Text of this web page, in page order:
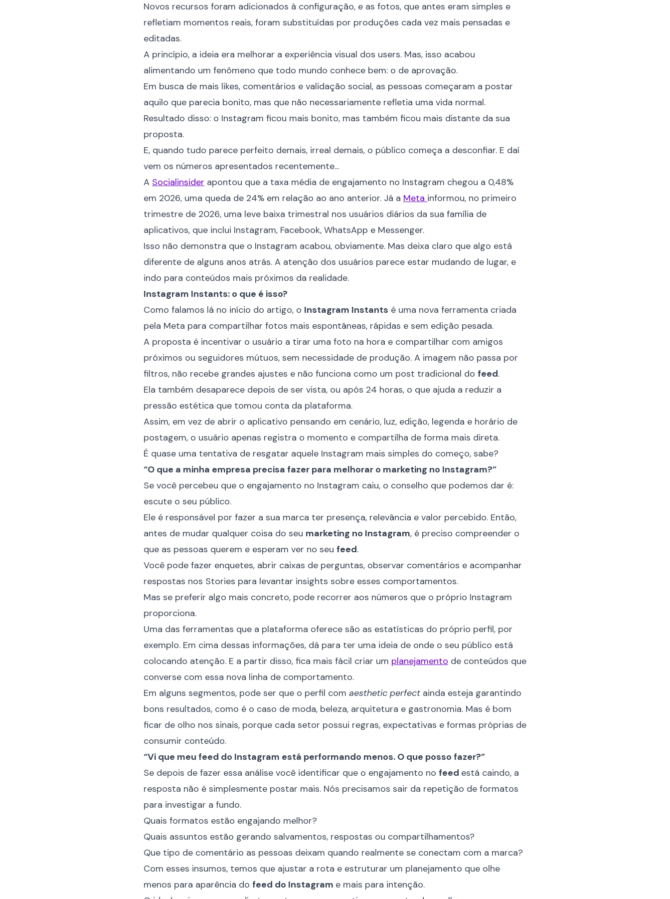
Novos recursos foram adicionados à configuração, e as fotos, que antes eram simples e
refletiam momentos reais, foram substituídas por produções cada vez mais pensadas e
editadas.
A princípio, a ideia era melhorar a experiência visual dos users. Mas, isso acabou
alimentando um fenômeno que todo mundo conhece bem: o de aprovação.
Em busca de mais likes, comentários e validação social, as pessoas começaram a postar
aquilo que parecia bonito, mas que não necessariamente refletia uma vida normal.
Resultado disso: o Instagram ficou mais bonito, mas também ficou mais distante da sua
proposta.
E, quando tudo parece perfeito demais, irreal demais, o público começa a desconfiar. E daí
vem os números apresentados recentemente...
A Socialinsider apontou que a taxa média de engajamento no Instagram chegou a 0,48%
em 2026, uma queda de 24% em relação ao ano anterior. Já a Meta informou, no primeiro
trimestre de 2026, uma leve baixa trimestral nos usuários diários da sua família de
aplicativos, que inclui Instagram, Facebook, WhatsApp e Messenger.
Isso não demonstra que o Instagram acabou, obviamente. Mas deixa claro que algo está
diferente de alguns anos atrás. A atenção dos usuários parece estar mudando de lugar, e
indo para conteúdos mais próximos da realidade.
Instagram Instants: o que é isso?
Como falamos lá no início do artigo, o Instagram Instants é uma nova ferramenta criada
pela Meta para compartilhar fotos mais espontâneas, rápidas e sem edição pesada.
A proposta é incentivar o usuário a tirar uma foto na hora e compartilhar com amigos
próximos ou seguidores mútuos, sem necessidade de produção. A imagem não passa por
filtros, não recebe grandes ajustes e não funciona como um post tradicional do feed.
Ela também desaparece depois de ser vista, ou após 24 horas, o que ajuda a reduzir a
pressão estética que tomou conta da plataforma.
Assim, em vez de abrir o aplicativo pensando em cenário, luz, edição, legenda e horário de
postagem, o usuário apenas registra o momento e compartilha de forma mais direta.
É quase uma tentativa de resgatar aquele Instagram mais simples do começo, sabe?
“O que a minha empresa precisa fazer para melhorar o marketing no Instagram?”
Se você percebeu que o engajamento no Instagram caiu, o conselho que podemos dar é:
escute o seu público.
Ele é responsável por fazer a sua marca ter presença, relevância e valor percebido. Então,
antes de mudar qualquer coisa do seu marketing no Instagram, é preciso compreender o
que as pessoas querem e esperam ver no seu feed.
Você pode fazer enquetes, abrir caixas de perguntas, observar comentários e acompanhar
respostas nos Stories para levantar insights sobre esses comportamentos.
Mas se preferir algo mais concreto, pode recorrer aos números que o próprio Instagram
proporciona.
Uma das ferramentas que a plataforma oferece são as estatísticas do próprio perfil, por
exemplo. Em cima dessas informações, dá para ter uma ideia de onde o seu público está
colocando atenção. E a partir disso, fica mais fácil criar um planejamento de conteúdos que
converse com essa nova linha de comportamento.
Em alguns segmentos, pode ser que o perfil com aesthetic perfect ainda esteja garantindo
bons resultados, como é o caso de moda, beleza, arquitetura e gastronomia. Mas é bom
ficar de olho nos sinais, porque cada setor possui regras, expectativas e formas próprias de
consumir conteúdo.
“Vi que meu feed do Instagram está performando menos. O que posso fazer?”
Se depois de fazer essa análise você identificar que o engajamento no feed está caindo, a
resposta não é simplesmente postar mais. Nós precisamos sair da repetição de formatos
para investigar a fundo.
Quais formatos estão engajando melhor?
Quais assuntos estão gerando salvamentos, respostas ou compartilhamentos?
Que tipo de comentário as pessoas deixam quando realmente se conectam com a marca?
Com esses insumos, temos que ajustar a rota e estruturar um planejamento que olhe
menos para aparência do feed do Instagram e mais para intenção.